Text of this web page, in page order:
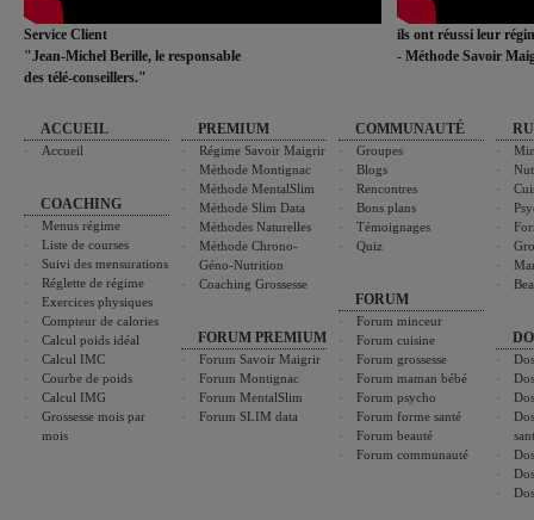
Service Client
"Jean-Michel Berille, le responsable
des télé-conseillers."
ils ont réussi leur
- Méthode Savoir
ACCUEIL
Accueil
COACHING
Menus régime
Liste de courses
Suivi des mensurations
Réglette de régime
Exercices physiques
Compteur de calories
Calcul poids idéal
Calcul IMC
Courbe de poids
Calcul IMG
Grossesse mois par
mois
PREMIUM
Régime Savoir Maigrir
Méthode Montignac
Méthode MentalSlim
Méthode Slim Data
Méthodes Naturelles
Méthode Chrono-
Géno-Nutrition
Coaching Grossesse
FORUM PREMIUM
Forum Savoir Maigrir
Forum Montignac
Forum MentalSlim
Forum SLIM data
COMMUNAUTÉ
Groupes
Blogs
Rencontres
Bons plans
Témoignages
Quiz
FORUM
Forum minceur
Forum cuisine
Forum grossesse
Forum maman bébé
Forum psycho
Forum forme santé
Forum beauté
Forum communauté